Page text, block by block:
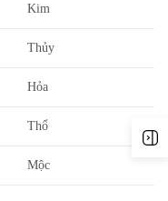
Kim
Thủy
Hỏa
Thổ
Mộc